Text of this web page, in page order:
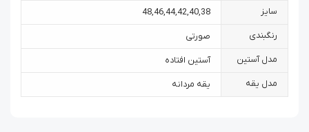
سایز 38
,
40
,
42
,
44
,
46
,
48
رنگبندی صورتی
مدل آستین آستین افتاده
مدل یقه یقه مردانه